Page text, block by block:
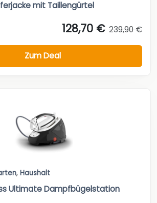
mit Taillengürtel
128,70 € 239,90 €
Zum Deal
, Haushalt
Ultimate Dampfbügelstation